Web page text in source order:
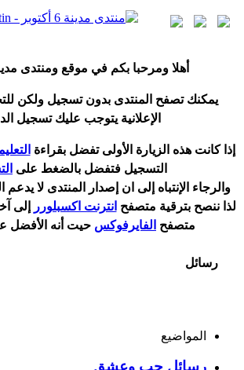
هلا ومرحبا بكم في موقع ومنتدى
يمكنك تصفح المنتدى بدون تسجيل ولكن
الإعلانية يتوجب عليك تسجيل
إذا كانت هذه الزيارة الأولى تفضل بقراءة
التسجيل فتفضل بالضغط على
والرجاء الإنتباه إلى ان إصدار المنتدى لا يدعم
لذا ننصح بترقية متصفح انترنت اكسبلورر إلى
متصفح الفايرفوكس حيت نه الأفضل
رسائل
المواضيع
رسائل حب وعشق